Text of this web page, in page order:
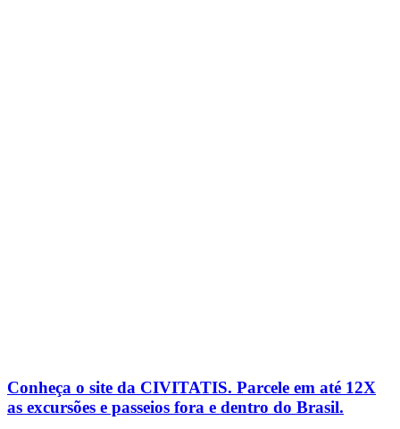
Conheça o site da CIVITATIS. Parcele em até 12X
as excursões e passeios fora e dentro do Brasil.